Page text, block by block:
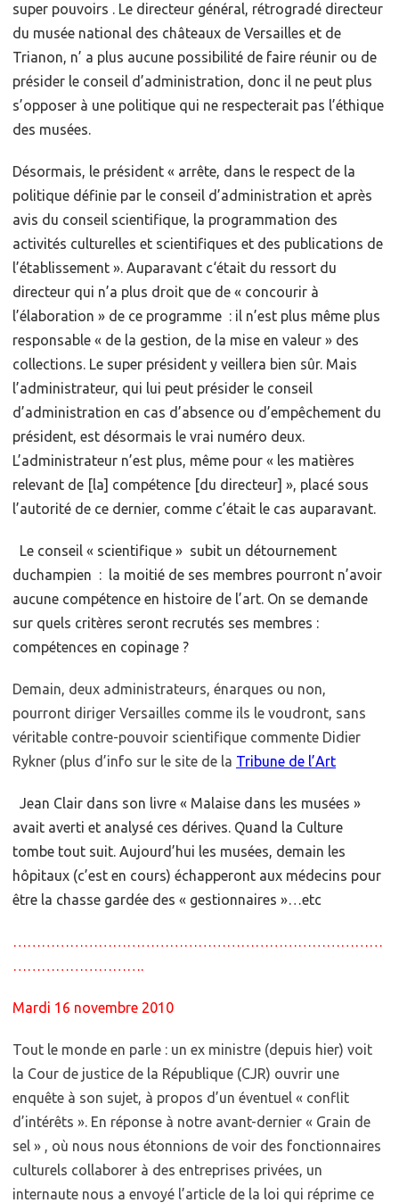
super pouvoirs . Le directeur général, rétrogradé directeur
du musée national des châteaux de Versailles et de
Trianon, n’ a plus aucune possibilité de faire réunir ou de
présider le conseil d’administration, donc il ne peut plus
s’opposer à une politique qui ne respecterait pas l’éthique
des musées.
Désormais, le président « arrête, dans le respect de la
politique définie par le conseil d’administration et après
avis du conseil scientifique, la programmation des
activités culturelles et scientifiques et des publications de
l’établissement ». Auparavant c‘était du ressort du
directeur qui n’a plus droit que de « concourir à
l’élaboration » de ce programme : il n’est plus même plus
responsable « de la gestion, de la mise en valeur » des
collections. Le super président y veillera bien sûr. Mais
l’administrateur, qui lui peut présider le conseil
d’administration en cas d’absence ou d’empêchement du
président, est désormais le vrai numéro deux.
L’administrateur n’est plus, même pour « les matières
relevant de [la] compétence [du directeur] », placé sous
l’autorité de ce dernier, comme c’était le cas auparavant.
Le conseil « scientifique » subit un détournement
duchampien : la moitié de ses membres pourront n’avoir
aucune compétence en histoire de l’art. On se demande
sur quels critères seront recrutés ses membres :
compétences en copinage ?
Demain, deux administrateurs, énarques ou non,
pourront diriger Versailles comme ils le voudront, sans
véritable contre-pouvoir scientifique commente Didier
Rykner (plus d’info sur le site de la Tribune de l’Art
Jean Clair dans son livre « Malaise dans les musées »
avait averti et analysé ces dérives. Quand la Culture
tombe tout suit. Aujourd’hui les musées, demain les
hôpitaux (c’est en cours) échapperont aux médecins pour
être la chasse gardée des « gestionnaires »…etc
……………………………………………………………………
……………………….
Mardi 16 novembre 2010
Tout le monde en parle : un ex ministre (depuis hier) voit
la Cour de justice de la République (CJR) ouvrir une
enquête à son sujet, à propos d’un éventuel « conflit
d’intérêts ». En réponse à notre avant-dernier « Grain de
sel » , où nous nous étonnions de voir des fonctionnaires
culturels collaborer à des entreprises privées, un
internaute nous a envoyé l’article de la loi qui réprime ce